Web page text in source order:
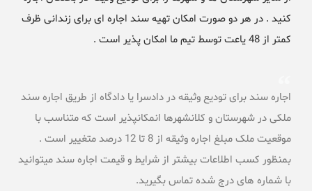
کنید . در هر دو صورت امکان تهیه سند اجاره ای برای زندانی ظرف
کمتر از 48 یاعت توسط تیم ما امکان پذیر است .
اجاره سند برای تودیع وثیقه در دادسرا یا دادگاه از طریق اجاره سند
ملکی در شهرستان و کلانشهرها انمکانپذیر است که متناسب با
موقعیت ملک مبلغ اجاره وثیقه از 8 تا 12 درصد متغییر است .
بمنظور کسب اطلاعات بیشتر از شرایط و قیمت اجاره سند میتوانید
با شماره های درج شده تماس بگیرید.